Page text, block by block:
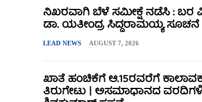
ನಿಖರವಾಗಿ ಬೆಳೆ ಸಮೀಕ್ಷೆ ನಡೆಸಿ : ಬರ
ಡಾ. ಯತೀಂದ್ರ ಸಿದ್ದರಾಮಯ್ಯ ಸೂಚನೆ
LEAD NEWS AUGUST 7, 2026
ಖಾತೆ ಹಂಚಿಕೆಗೆ ಆ.15ರವರೆಗೆ
ತಿರುಗೇಟು | ಅಸಮಾಧಾನದ